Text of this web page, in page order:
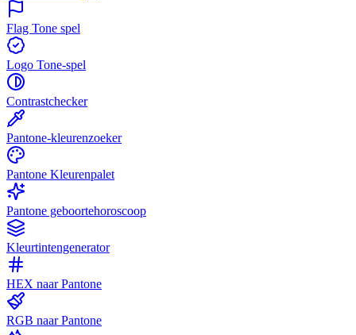
Flag Tone spel
Logo Tone-spel
Contrastchecker
Pantone-kleurenzoeker
Pantone Kleurenpalet
Pantone geboortehoroscoop
Kleurtintengenerator
HEX naar Pantone
RGB naar Pantone